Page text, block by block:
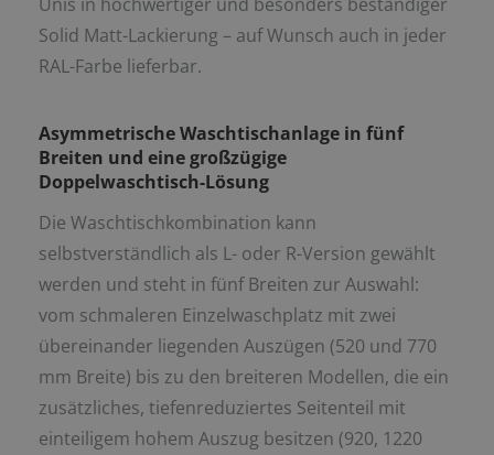
Unis in hochwertiger und besonders beständiger
Solid Matt-Lackierung – auf Wunsch auch in jeder
RAL-Farbe lieferbar.
Asymmetrische Waschtischanlage in fünf
Breiten und eine großzügige
Doppelwaschtisch-Lösung
Die Waschtischkombination kann
selbstverständlich als L- oder R-Version gewählt
werden und steht in fünf Breiten zur Auswahl:
vom schmaleren Einzelwaschplatz mit zwei
übereinander liegenden Auszügen (520 und 770
mm Breite) bis zu den breiteren Modellen, die ein
zusätzliches, tiefenreduziertes Seitenteil mit
einteiligem hohem Auszug besitzen (920, 1220